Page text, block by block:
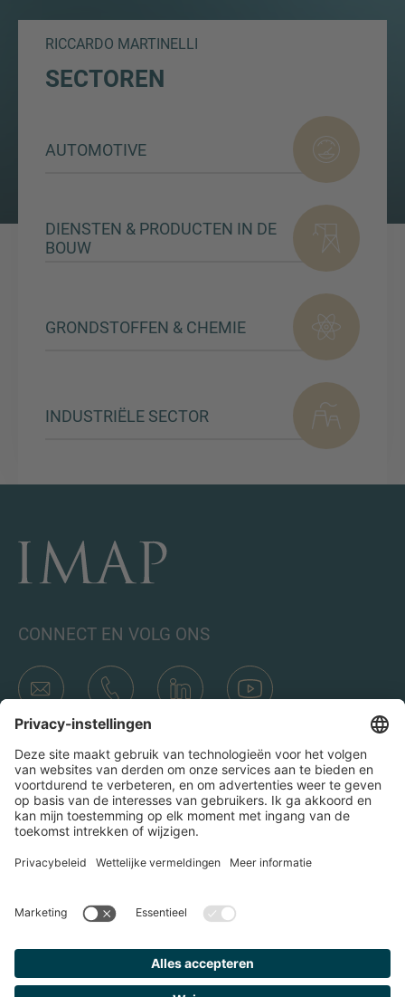
RICCARDO MARTINELLI
SECTOREN
AUTOMOTIVE
DIENSTEN & PRODUCTEN IN DE
BOUW
GRONDSTOFFEN & CHEMIE
INDUSTRIËLE SECTOR
CONNECT EN VOLG ONS
Transacties
Teams & Kantoren
Wie is IMAP
Contact
Door op het verzend icoon te klikken, ga ik akkoord met het
Privacybeleid en de Juridische kennisgeving van IMAP. Ik ga